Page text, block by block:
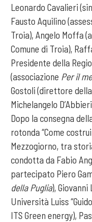
Leonardo Cavalieri
Fausto Aquilino
Troia), Angelo Moffa
Comune di Troia),
Presidente della
(associazione Per il
Gostoli (direttore
Michelangelo
Dopo la consegna
rotonda “Come
Mezzogiorno, tra
condotta da Fabio
partecipato Piero
della Puglia),
Università Luiss
ITS Green energy),